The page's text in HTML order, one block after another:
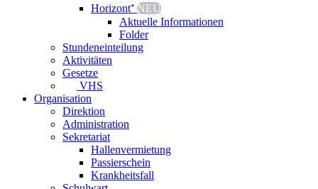
Horizont⁺ NEU
Aktuelle Informationen
Folder
Stundeneinteilung
Aktivitäten
Gesetze
VHS
Organisation
Direktion
Administration
Sekretariat
Hallenvermietung
Passierschein
Krankheitsfall